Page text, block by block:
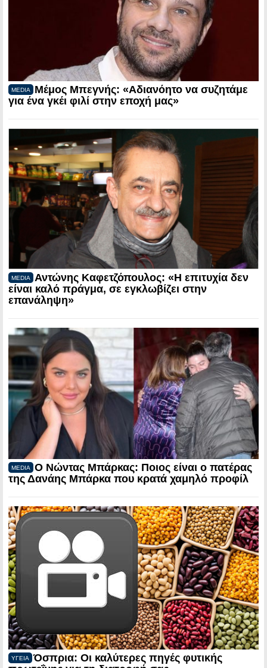
MEDIA
Μέμος Μπεγνής: «Αδιανόητο να συζητάμε
για ένα γκέι φιλί στην εποχή μας»
MEDIA
Αντώνης Καφετζόπουλος: «Η επιτυχία δεν
είναι καλό πράγμα, σε εγκλωβίζει στην
επανάληψη»
MEDIA
Ο Νώντας Μπάρκας: Ποιος είναι ο πατέρας
της Δανάης Μπάρκα που κρατά χαμηλό προφίλ
ΥΓΕΙΑ
Όσπρια: Οι καλύτερες πηγές φυτικής